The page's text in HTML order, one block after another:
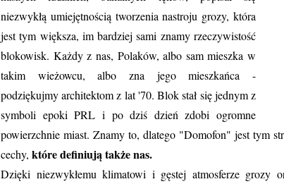
niezwykłą umiejętnością tworzenia nastroju grozy, która
jest tym większa, im bardziej sami znamy rzeczywistość
blokowisk. Każdy z nas, Polaków, albo sam mieszka w
takim wieżowcu, albo zna jego mieszkańca -
podziękujmy architektom z lat '70. Blok stał się jednym z
symboli epoki PRL i po dziś dzień zdobi ogromne
powierzchnie miast. Znamy to, dlatego "Domofon" jest tym
cechy, które definiują także nas.
Dzięki niezwykłemu klimatowi i gęstej atmosferze grozy